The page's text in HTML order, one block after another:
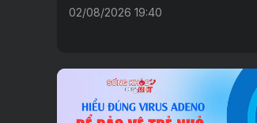
02/08/2026 19:40